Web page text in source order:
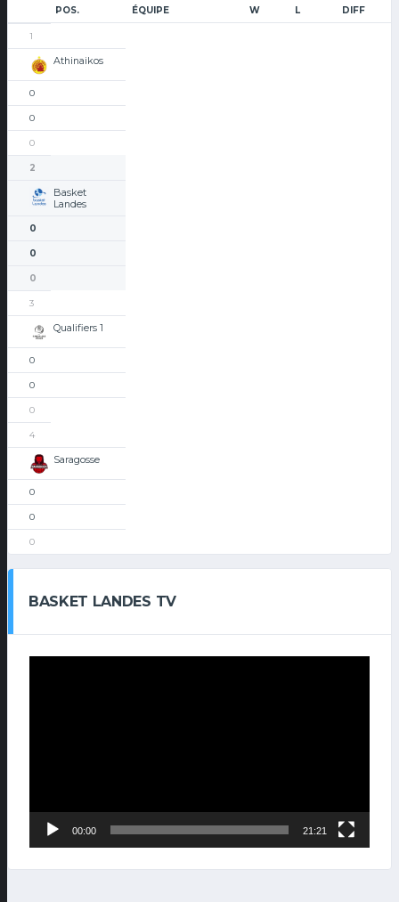
POS. ÉQUIPE W L DIFF
1
Athinaikos
0
0
0
2
Basket
Landes
0
0
0
3
Qualifiers 1
0
0
0
4
Saragosse
0
0
0
BASKET LANDES TV
00:00 21:21